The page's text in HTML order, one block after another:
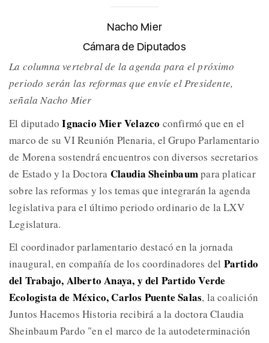
Nacho Mier
Cámara de Diputados
La columna vertebral de la agenda para el próximo
periodo serán las reformas que envíe el Presidente,
señala Nacho Mier
El diputado Ignacio Mier Velazco confirmó que en el
marco de su VI Reunión Plenaria, el Grupo Parlamentario
de Morena sostendrá encuentros con diversos secretarios
de Estado y la Doctora Claudia Sheinbaumpara platicar
sobre las reformas y los temas que integrarán la agenda
legislativa para el último periodo ordinario de la LXV
Legislatura.
El coordinador parlamentario destacó en la jornada
inaugural, en compañía de los coordinadores del Partido
del Trabajo, Alberto Anaya, y del Partido Verde
Ecologista de México, Carlos Puente Salas, la coalición
Juntos Hacemos Historia recibirá a la doctora Claudia
Sheinbaum Pardo "en el marco de la autodeterminación